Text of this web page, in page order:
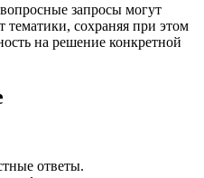
запросы могут
тематики, сохраняя при этом
на решение конкретной
ответы.